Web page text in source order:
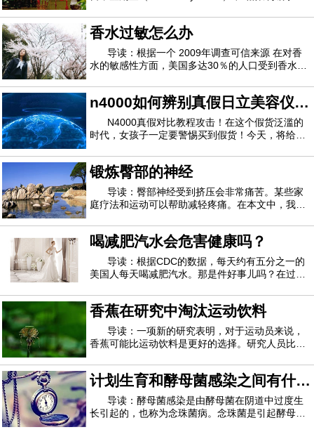
里。研究人员发现，在一项减肥研究中，在164名
成年人中，与低碳水化合物饮食相比，低碳水化合
物，高脂肪饮食的成年人每天燃烧的卡路里更多。
香水过敏怎么办
导读：根据一个 2009年调查可信来源 在对香
水的敏感性方面，美国多达30％的人口受到香水的
的健康影响。香水过敏部分是由过度引起的 2,500
种化学品可信来源，这通常是 未列出可信来源，在
普通香水或古龙水中。过敏症当您过敏时，
n4000如何辨别真假日立美容仪
n4000真假对比图
N4000真假对比教程攻击！在这个假货泛滥的
时代，女孩子一定要警惕买到假货！今天，将给大
家有所帮助。日立n4000有假的吗日立n4000是一
款全新的进出口仪器，今年3月上市，所以相比老
版本的日立n3000和日立n2000，假货还是比较少
的
锻炼臀部的神经
导读：臀部神经受到挤压会非常痛苦。某些家
庭疗法和运动可以帮助减轻疼痛。在本文中，我们
帮助以及针对这种情况的锻炼方法。神经传递疼痛
信号。这意味着当神经出现问题时，症状可能会非
常不舒服。一个常见的问题是当神经被附近的
喝减肥汽水会危害健康吗？
导读：根据CDC的数据，每天约有五分之一的
美国人每天喝减肥汽水。那是件好事儿吗？在过去
尿病，心脏问题和其他健康问题之间的联系。最
近，头条新闻警告人们，减肥汽水饮用者患痴呆症
和中风的几率更高。这听起来可能令人担忧，但
香蕉在研究中淘汰运动饮料
导读：一项新的研究表明，对于运动员来说，
香蕉可能比运动饮料是更好的选择。研究人员比较
与运动饮料相比具有可比甚至更大的抗炎和其他好
处，据《纽约时报》报道。该研究的作者发表在“
PLoS One ”杂志上，香蕉的缺点之一可能是
计划生育和酵母菌感染之间有什么
联系导读：酵母菌感染是由酵母菌在阴道中过度生
长引起的，也称为念珠菌病。念珠菌是引起酵母菌